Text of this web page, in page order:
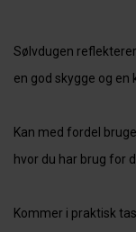
Sølvdugen
en god skygge og
Kan med fordel
hvor du har brug for
Kommer i praktisk